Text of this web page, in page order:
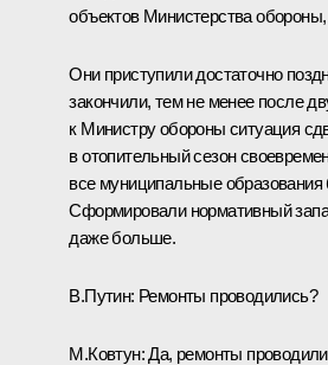
объектов Министерства
Они приступили достаточно
закончили, тем не менее после
к Министру обороны ситуация
в отопительный сезон
все муниципальные
Сформировали нормативный
даже больше.
В.Путин: Ремонты проводились?
М.Ковтун: Да, ремонты